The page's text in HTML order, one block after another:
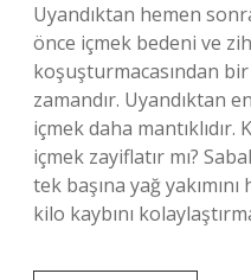
Uyandıktan hemen
önce içmek bedeni ve
koşuşturmacasından
zamandır. Uyandıktan
içmek daha mantıklıdır.
içmek zayiflatır mı?
tek başına yağ
kilo kaybını